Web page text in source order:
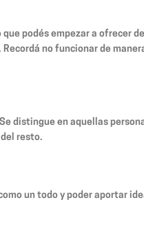
podés empezar a ofrecer
no funcionar de
distingue en aquellas
resto.
un todo y poder aportar